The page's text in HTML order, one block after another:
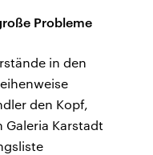
Probleme
in den
den Kopf,
Galeria Karstadt